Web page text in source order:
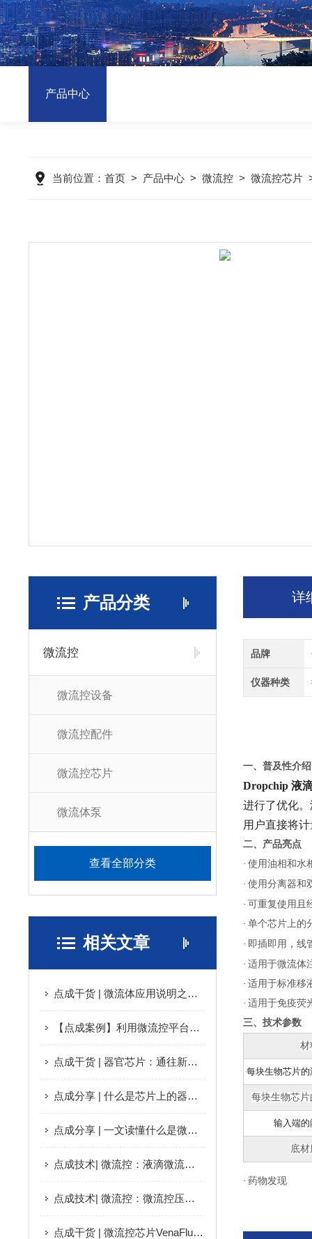
产品中心
当前位置： 首页> 产品中心> 微流控> 微流控芯片
产品分类
微流控
微流控设备
微流控配件
微流控芯片
微流体泵
查看全部分类
相关文章
点成干货 | 微流体应用说明之藻酸盐微球生产简介
【点成案例】利用微流控平台探究剪切应力在黑色素瘤转移中的潜在功能
点成干货 | 器官芯片：通往新治疗方式的道路
点成分享 | 什么是芯片上的器官？
点成分享 | 一文读懂什么是微流控芯片
点成技术| 微流控：液滴微流控应用说明
点成技术| 微流控：微流控压力驱动流动控制解析
点成干货 | 微流控芯片VenaFlux在人体血管研究中的应用
详
品牌
仪器种类
一、普及性介绍
Dropchip 液
进行了优化
用户直接将
二、产品亮点
·使用油相和水
·使用分离器和
·可重复使用且
·单个芯片上的
· 即插即用，线
·适用于微流体
·适用于标准移
·适用于免疫荧
三、技术参数
材
每块生物芯片
每块生物芯
输入端
底
·药物发现